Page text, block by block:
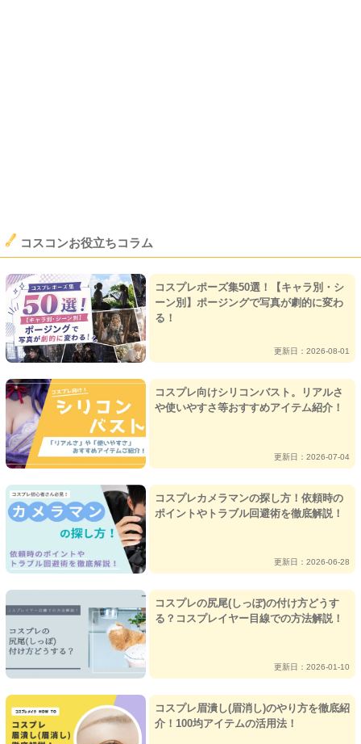
コスコンお役立ちコラム
コスプレポーズ集50選！【キャラ別・シ
ーン別】ポージングで写真が劇的に変わ
る！
更新日：2026-08-01
コスプレ向けシリコンバスト。リアルさ
や使いやすさ等おすすめアイテム紹介！
更新日：2026-07-04
コスプレカメラマンの探し方！依頼時の
ポイントやトラブル回避術を徹底解説！
更新日：2026-06-28
コスプレの尻尾(しっぽ)の付け方どうす
る？コスプレイヤー目線での方法解説！
更新日：2026-01-10
コスプレ眉潰し(眉消し)のやり方を徹底紹
介！100均アイテムの活用法！